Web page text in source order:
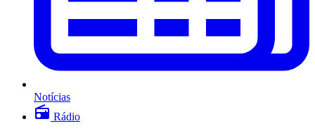
Notícias
Rádio